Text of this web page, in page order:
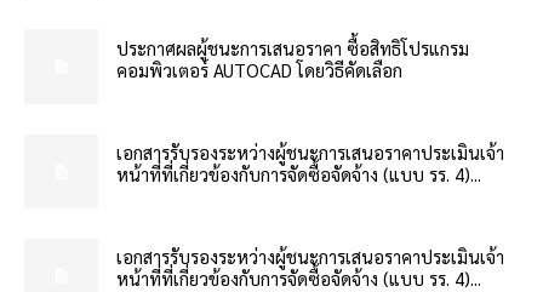
ประกาศผลผู้ชนะการเสนอราคา ซื้อสิทธิโปรแกรม
คอมพิวเตอร์ AUTOCAD โดยวิธีคัดเลือก
เอกสารรับรองระหว่างผู้ชนะการเสนอราคาประเมินเจ้า
หน้าที่ที่เกี่ยวข้องกับการจัดซื้อจัดจ้าง (แบบ รร. 4)...
เอกสารรับรองระหว่างผู้ชนะการเสนอราคาประเมินเจ้า
หน้าที่ที่เกี่ยวข้องกับการจัดซื้อจัดจ้าง (แบบ รร. 4)...